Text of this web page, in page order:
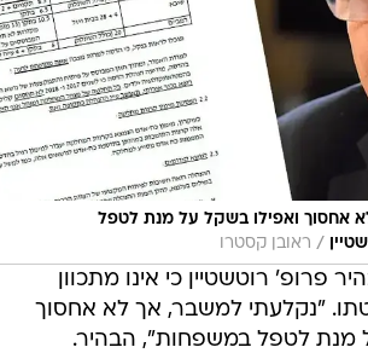
אחסוך ואפילו בשקל על מנת לטפל
/ ראובן קסטרו
פרופ' רוטשטיין כי אינו מתכוון
"נקלעתי למשבר, אך לא אחסוך
מנת לטפל במשפחות", הבהיר.